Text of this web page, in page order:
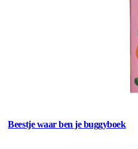
Beestje waar ben je buggyboek